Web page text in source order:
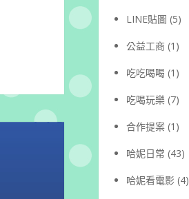
LINE貼圖 (5)
公益工商 (1)
吃吃喝喝 (1)
吃喝玩樂 (7)
合作提案 (1)
哈妮日常 (43)
哈妮看電影 (4)